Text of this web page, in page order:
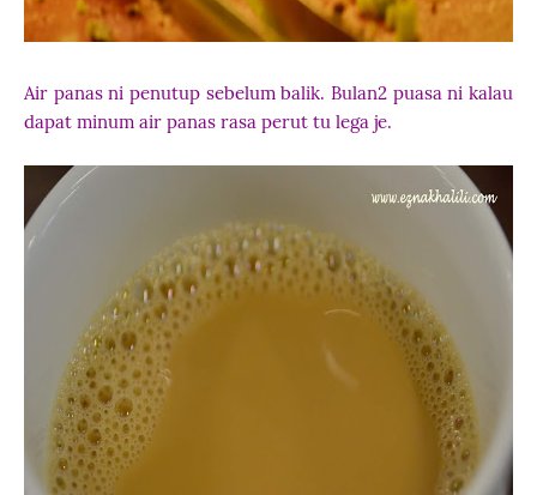
Air panas ni penutup sebelum balik. Bulan2 puasa ni kalau
dapat minum air panas rasa perut tu lega je.